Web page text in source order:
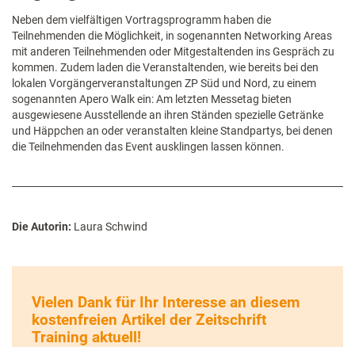
Neben dem vielfältigen Vortragsprogramm haben die
Teilnehmenden die Möglichkeit, in sogenannten Networking Areas
mit anderen Teilnehmenden oder Mitgestaltenden ins Gespräch zu
kommen. Zudem laden die Veranstaltenden, wie bereits bei den
lokalen Vorgängerveranstaltungen ZP Süd und Nord, zu einem
sogenannten Apero Walk ein: Am letzten Messetag bieten
ausgewiesene Ausstellende an ihren Ständen spezielle Getränke
und Häppchen an oder veranstalten kleine Standpartys, bei denen
die Teilnehmenden das Event ausklingen lassen können.
Die Autorin: Laura Schwind
Vielen Dank für Ihr Interesse an diesem
kostenfreien Artikel der Zeitschrift
Training aktuell!